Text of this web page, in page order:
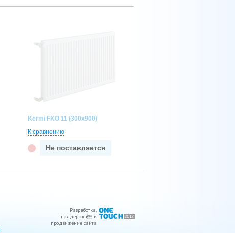
Kermi FKO 11 (300x900)
К сравнению
Не поставляется
Разработка,
поддержка и
продвижение сайта